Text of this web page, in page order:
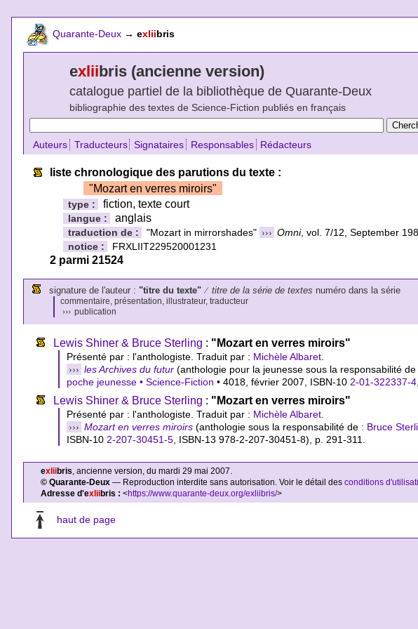
Quarante-Deux → exliibris
exliibris (ancienne version)
catalogue partiel de la bibliothèque de Quarante-Deux
bibliographie des textes de Science-Fiction publiés en français
Auteurs Traducteurs Signataires Responsables Rédacteurs
liste chronologique des parutions du texte :
"Mozart en verres miroirs"
type : fiction, texte court
langue : anglais
traduction de : "Mozart in mirrorshades" ››› Omni, vol. 7/12, September
notice :
FRXLIIT229520001231
2 parmi 21524
signature de l'auteur : "titre du texte" ⁄ titre de la série de textes numéro dans la série
commentaire, présentation, illustrateur, traducteur
››› publication
Lewis Shiner & Bruce Sterling : "Mozart en verres miroirs"
Présenté par : l'anthologiste. Traduit par : Michèle Albaret
››› les Archives du futur (anthologie pour la jeunesse sous la responsabilité
poche jeunesse • Science-Fiction • 4018, février 2007, ISBN-10 2-01-322337-4
Lewis Shiner & Bruce Sterling : "Mozart en verres miroirs"
Présenté par : l'anthologiste. Traduit par : Michèle Albaret
››› Mozart en verres miroirs (anthologie sous la responsabilité de : Bruce
ISBN-10 2-207-30451-5 ISBN-13 978-2-207-30451-8), p. 291-311.
exliibris, ancienne version, du mardi 29 mai 2007.
© Quarante-Deux — Reproduction interdite sans autorisation. Voir le détail desconditions
Adresse d'exliibris :<https://www.quarante-deux.org/exliibris/>
haut de page